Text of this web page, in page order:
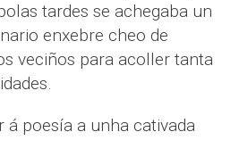
tardes se achegaba un
enxebre cheo de
veciños para acoller tanta
poesía a unha cativada